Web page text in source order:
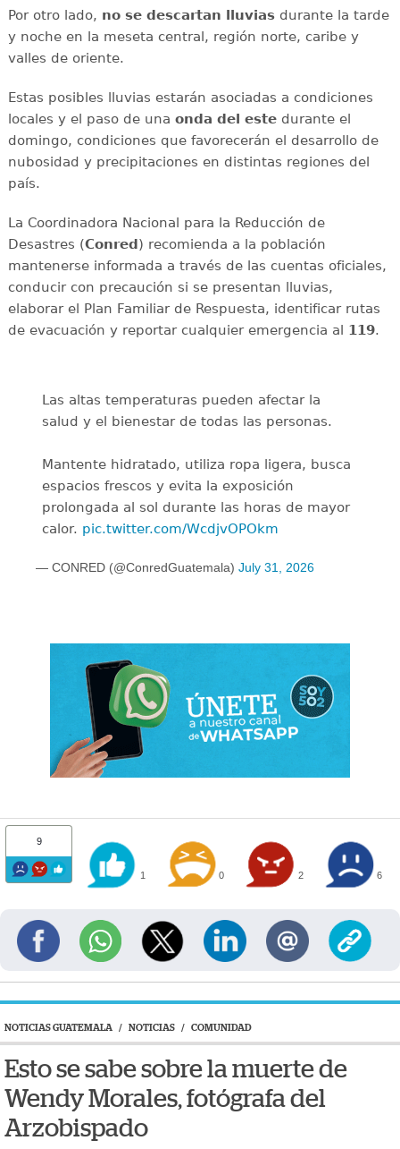
Por otro lado, no se descartan lluviasdurante la tarde
y noche en la meseta central, región norte, caribe y
valles de oriente.
Estas posibles lluvias estarán asociadas a condiciones
locales y el paso de una onda del estedurante el
domingo, condiciones que favorecerán el desarrollo de
nubosidad y precipitaciones en distintas regiones del
país.
La Coordinadora Nacional para la Reducción de
Desastres (Conred) recomienda a la población
mantenerse informada a través de las cuentas oficiales,
conducir con precaución si se presentan lluvias,
elaborar el Plan Familiar de Respuesta, identificar rutas
de evacuación y reportar cualquier emergencia al 119.
Las altas temperaturas pueden afectar la
salud y el bienestar de todas las personas.
Mantente hidratado, utiliza ropa ligera, busca
espacios frescos y evita la exposición
prolongada al sol durante las horas de mayor
calor. pic.twitter.com/WcdjvOPOkm
— CONRED (@ConredGuatemala) July 31, 2026
9
1 0 2 6
NOTICIAS GUATEMALA / NOTICIAS / COMUNIDAD
Esto se sabe sobre la muerte de
Wendy Morales, fotógrafa del
Arzobispado